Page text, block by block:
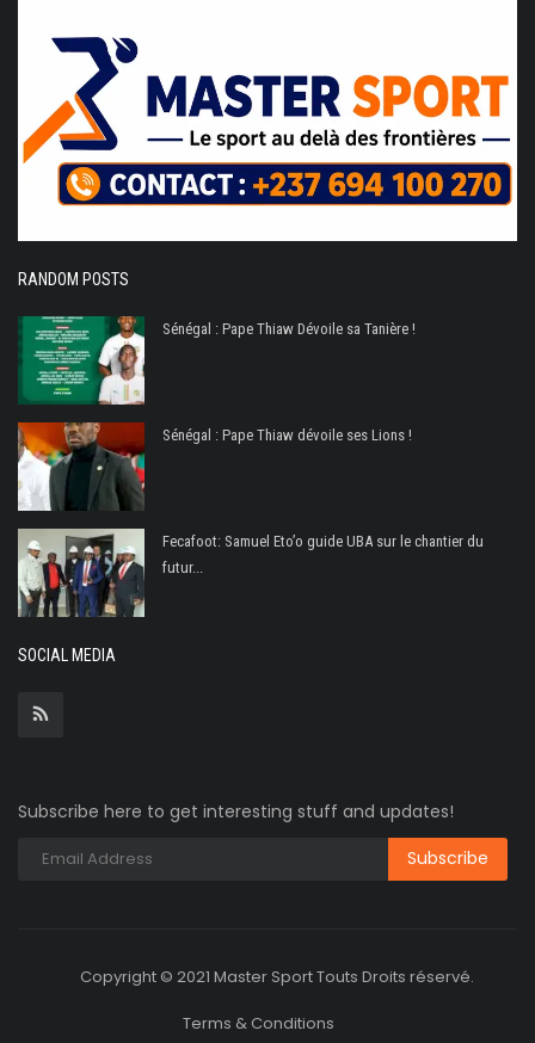
RANDOM POSTS
Sénégal : Pape Thiaw Dévoile sa Tanière !
Sénégal : Pape Thiaw dévoile ses Lions !
Fecafoot: Samuel Eto’o guide UBA sur le chantier du
futur...
SOCIAL MEDIA
Subscribe here to get interesting stuff and updates!
Copyright © 2021 Master Sport Touts Droits réservé.
Terms & Conditions